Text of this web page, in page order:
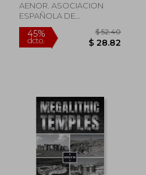
AENOR. ASOCIACION
ESPAÑOLA DE
NORMALIZACION Y
CERTIFICACION, Tapa
Blanda,Usado